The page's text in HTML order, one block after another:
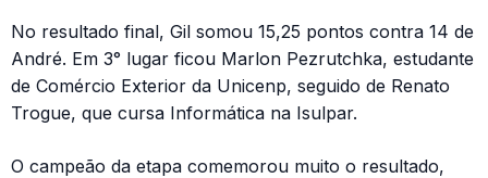
No resultado final, Gil somou 15,25 pontos contra 14 de
André. Em 3° lugar ficou Marlon Pezrutchka, estudante
de Comércio Exterior da Unicenp, seguido de Renato
Trogue, que cursa Informática na Isulpar.
O campeão da etapa comemorou muito o resultado,